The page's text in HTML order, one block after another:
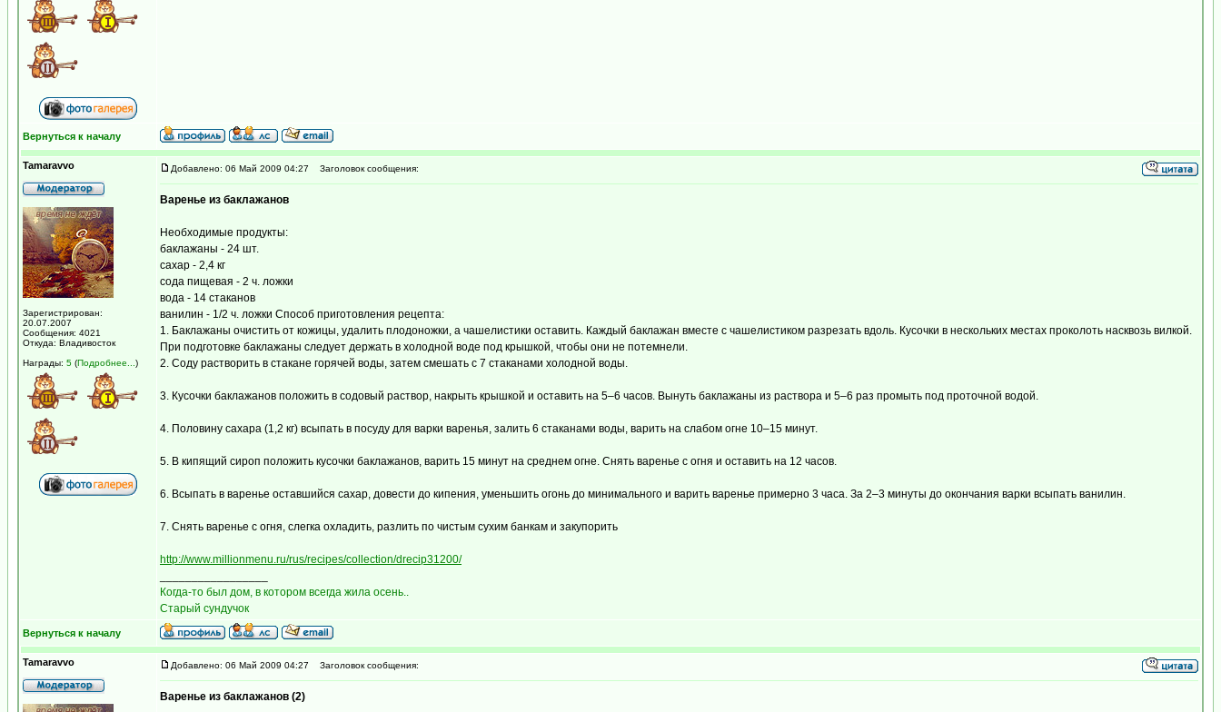
Вернуться к началу
Tamaravvo
Зарегистрирован:
20.07.2007
Сообщения: 4021
Откуда: Владивосток
Награды: 5 (Подробнее... )
Добавлено: 06 Май 2009 04:27 Заголовок сообщения:
Варенье из баклажанов
Необходимые продукты:
баклажаны - 24 шт.
сахар - 2,4 кг
сода пищевая - 2 ч. ложки
вода - 14 стаканов
ванилин - 1/2 ч. ложки Способ приготовления рецепта:
1. Баклажаны очистить от кожицы, удалить плодоножки, а чашелистики оставить. Каждый баклажан вместе с чашелистиком разрезать вдоль. Кусочки в нескольких местах проколоть насквозь вилкой.
При подготовке баклажаны следует держать в холодной воде под крышкой, чтобы они не потемнели.
2. Соду растворить в стакане горячей воды, затем смешать с 7 стаканами холодной воды.
3. Кусочки баклажанов положить в содовый раствор, накрыть крышкой и оставить на 5–6 часов. Вынуть баклажаны из раствора и 5–6 раз промыть под проточной водой.
4. Половину сахара (1,2 кг) всыпать в посуду для варки варенья, залить 6 стаканами воды, варить на слабом огне 10–15 минут.
5. В кипящий сироп положить кусочки баклажанов, варить 15 минут на среднем огне. Снять варенье с огня и оставить на 12 часов.
6. Всыпать в варенье оставшийся сахар, довести до кипения, уменьшить огонь до минимального и варить варенье примерно 3 часа. За 2–3 минуты до окончания варки всыпать ванилин.
7. Снять варенье с огня, слегка охладить, разлить по чистым сухим банкам и закупорить
http://www.millionmenu.ru/rus/recipes/collection/drecip31200/
Когда-то был дом, в котором всегда жила осень..
Старый сундучок
Вернуться к началу
Tamaravvo Добавлено: 06 Май 2009 04:27 Заголовок сообщения:
Варенье из баклажанов (2)